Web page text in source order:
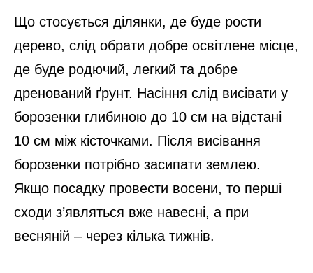
Що стосується ділянки, де буде рости
дерево, слід обрати добре освітлене місце,
де буде родючий, легкий та добре
дренований ґрунт. Насіння слід висівати у
борозенки глибиною до 10 см на відстані
10 см між кісточками. Після висівання
борозенки потрібно засипати землею.
Якщо посадку провести восени, то перші
сходи з’являться вже навесні, а при
весняній – через кілька тижнів.